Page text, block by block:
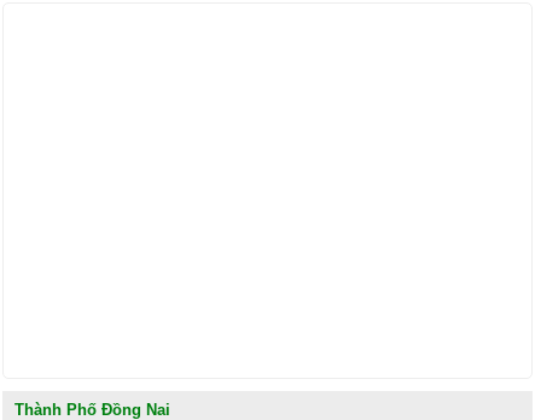
Thành Phố Đồng Nai